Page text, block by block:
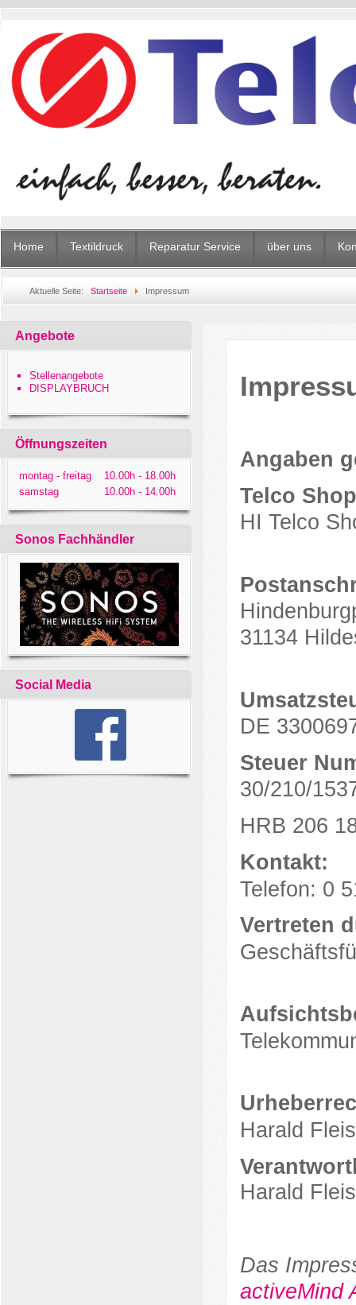
Home Textildruck Reparatur Service über uns
Aktuelle Seite:Startseite Impressum
Angebote
Stellenangebote
DISPLAYBRUCH
Öffnungszeiten
montag - freitag
10.00h - 18.00h
samstag
10.00h - 14.00h
Sonos Fachhändler
Social Media
Angaben
Telco Shop
HI Telco
31134
DE
Steuer
30/210/
HRB 206
Kontakt:
Telefon: 0
Vertreten
Harald
Harald
Das
activeMind